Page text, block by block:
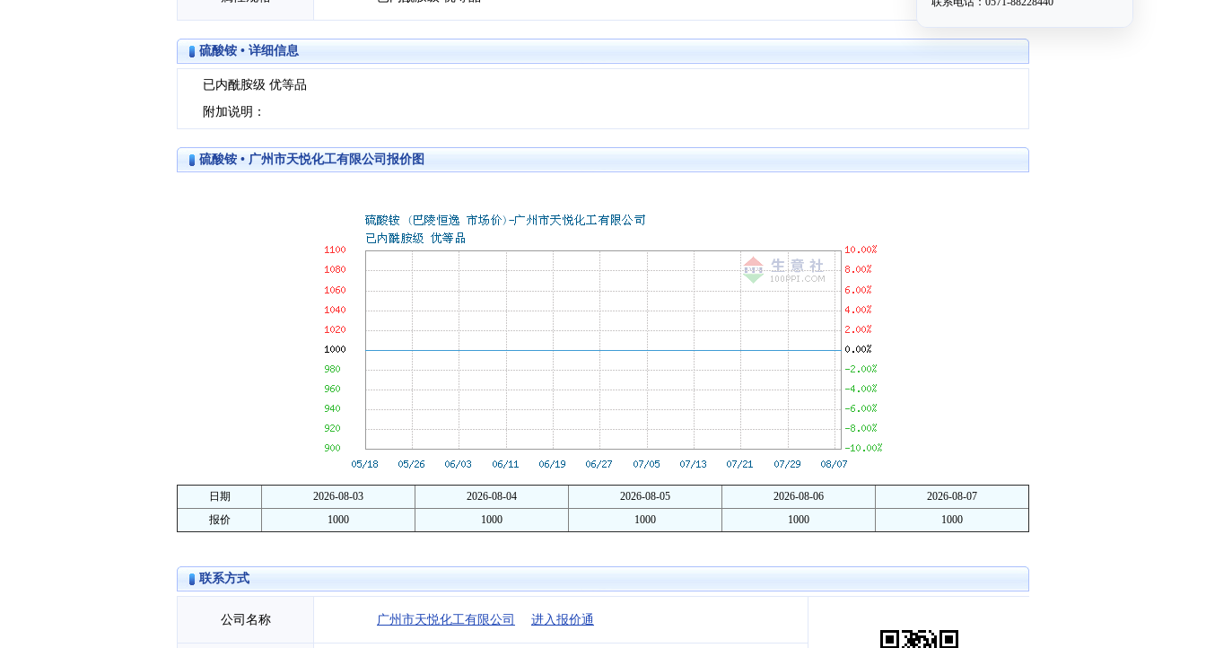
硫酸铵 • 详细信息
已内酰胺级 优等品
附加说明：
硫酸铵 • 广州市天悦化工有限公司报价图
日期 2026-08-03 2026-08-04 2026-08-05 2026-08-06
2026-08-07
报价
1000 1000 1000 1000 1000
联系方式
公司名称 广州市天悦化工有限公司 进入报价通